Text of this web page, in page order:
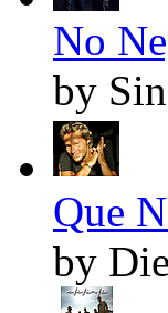
No
by
Que
by